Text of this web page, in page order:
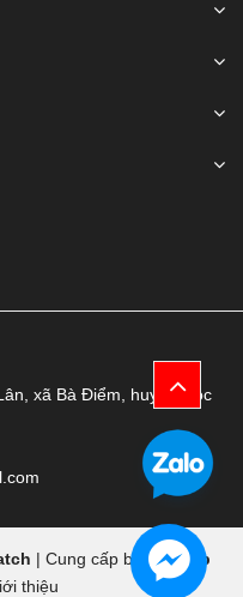
xã Bà Điểm, huyện Hóc
| Cung cấp bởi Bizweb
thiệu